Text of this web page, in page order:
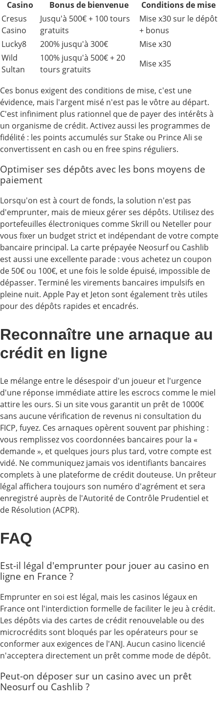
Casino Bonus de bienvenue
Conditions de mise
Cresus
Casino
Jusqu'à 500€ + 100 tours
gratuits
Mise x30 sur le dépôt
+ bonus
Lucky8
200% jusqu'à 300€
Mise x30
Wild
Sultan
100% jusqu'à 500€ + 20
tours gratuits
Mise x35
Ces bonus exigent des conditions de mise, c'est une
évidence, mais l'argent misé n'est pas le vôtre au départ.
C'est infiniment plus rationnel que de payer des intérêts à
un organisme de crédit. Activez aussi les programmes de
fidélité : les points accumulés sur Stake ou Prince Ali se
convertissent en cash ou en free spins réguliers.
Optimiser ses dépôts avec les bons moyens de
paiement
Lorsqu'on est à court de fonds, la solution n'est pas
d'emprunter, mais de mieux gérer ses dépôts. Utilisez des
portefeuilles électroniques comme Skrill ou Neteller pour
vous fixer un budget strict et indépendant de votre compte
bancaire principal. La carte prépayée Neosurf ou Cashlib
est aussi une excellente parade : vous achetez un coupon
de 50€ ou 100€, et une fois le solde épuisé, impossible de
dépasser. Terminé les virements bancaires impulsifs en
pleine nuit. Apple Pay et Jeton sont également très utiles
pour des dépôts rapides et encadrés.
Reconnaître une arnaque au
crédit en ligne
Le mélange entre le désespoir d'un joueur et l'urgence
d'une réponse immédiate attire les escrocs comme le miel
attire les ours. Si un site vous garantit un prêt de 1000€
sans aucune vérification de revenus ni consultation du
FICP, fuyez. Ces arnaques opèrent souvent par phishing :
vous remplissez vos coordonnées bancaires pour la «
demande », et quelques jours plus tard, votre compte est
vidé. Ne communiquez jamais vos identifiants bancaires
complets à une plateforme de crédit douteuse. Un prêteur
légal affichera toujours son numéro d'agrément et sera
enregistré auprès de l'Autorité de Contrôle Prudentiel et
de Résolution (ACPR).
FAQ
Est-il légal d'emprunter pour jouer au casino en
ligne en France ?
Emprunter en soi est légal, mais les casinos légaux en
France ont l'interdiction formelle de faciliter le jeu à crédit.
Les dépôts via des cartes de crédit renouvelable ou des
microcrédits sont bloqués par les opérateurs pour se
conformer aux exigences de l'ANJ. Aucun casino licencié
n'acceptera directement un prêt comme mode de dépôt.
Peut-on déposer sur un casino avec un prêt
Neosurf ou Cashlib ?